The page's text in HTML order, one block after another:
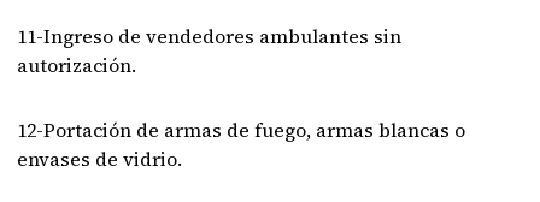
11-Ingreso de vendedores ambulantes sin
autorización.
12-Portación de armas de fuego, armas blancas o
envases de vidrio.